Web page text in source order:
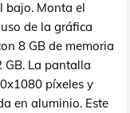
bajo. Monta el
de la gráfica
8 GB de memoria
GB. La pantalla
píxeles y
en aluminio. Este